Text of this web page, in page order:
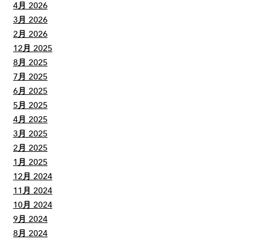
4月 2026
3月 2026
2月 2026
12月 2025
8月 2025
7月 2025
6月 2025
5月 2025
4月 2025
3月 2025
2月 2025
1月 2025
12月 2024
11月 2024
10月 2024
9月 2024
8月 2024